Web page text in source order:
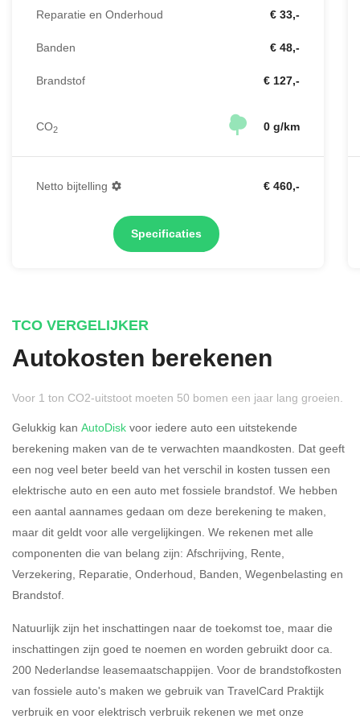
Reparatie en Onderhoud € 33,-
Banden € 48,-
Brandstof € 127,-
CO2 0 g/km
Netto bijtelling € 460,-
Specificaties
Rijdt u meer dan 500
kilometer privé?
Ja Nee
Belastingspercentage
37,07% (Belastbaar tot €
69.399,- )
Eigen bijdrage
TCO VERGELIJKER
Autokosten berekenen
Voor 1 ton CO2-uitstoot moeten 50 bomen een jaar lang groeien.
Gelukkig kan AutoDisk voor iedere auto een uitstekende
berekening maken van de te verwachten maandkosten. Dat geeft
een nog veel beter beeld van het verschil in kosten tussen een
elektrische auto en een auto met fossiele brandstof. We hebben
een aantal aannames gedaan om deze berekening te maken,
maar dit geldt voor alle vergelijkingen. We rekenen met alle
componenten die van belang zijn: Afschrijving, Rente,
Verzekering, Reparatie, Onderhoud, Banden, Wegenbelasting en
Brandstof.
Natuurlijk zijn het inschattingen naar de toekomst toe, maar die
inschattingen zijn goed te noemen en worden gebruikt door ca.
200 Nederlandse leasemaatschappijen. Voor de brandstofkosten
van fossiele auto's maken we gebruik van TravelCard Praktijk
verbruik en voor elektrisch verbruik rekenen we met onze